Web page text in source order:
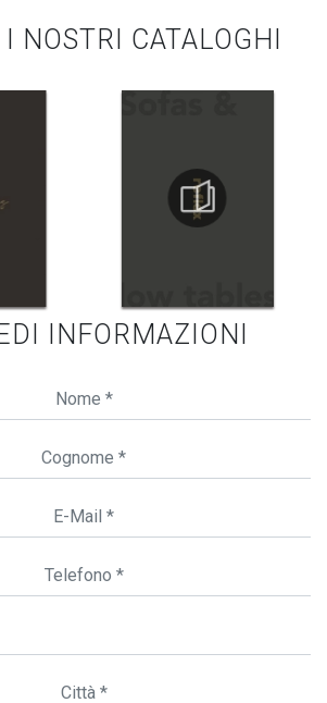
NOSTRI CATALOGHI
INFORMAZIONI